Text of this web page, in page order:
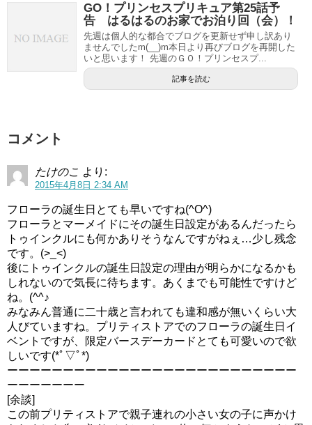
GO！プリンセスプリキュア第25話予
告 はるはるのお家でお泊り回（会）！
先週は個人的な都合でブログを更新せず申し訳あり
ませんでしたm(__)m本日より再びブログを再開した
いと思います！ 先週のＧＯ！プリンセスプ...
記事を読む
コメント
たけのこ より:
2015年4月8日 2:34 AM
フローラの誕生日とても早いですね(^O^)
フローラとマーメイドにその誕生日設定があるんだったら
トゥインクルにも何かありそうなんですがねぇ…少し残念
です。(>_<)
後にトゥインクルの誕生日設定の理由が明らかになるかも
しれないので気長に待ちます。あくまでも可能性ですけど
ね。(^^♪
みなみん普通に二十歳と言われても違和感が無いくらい大
人びていますね。プリティストアでのフローラの誕生日イ
ベントですが、限定バースデーカードとても可愛いので欲
しいです(*ﾟ▽ﾟ*)
ーーーーーーーーーーーーーーーーーーーーーーーーーー
ーーーーーーー
[余談]
この前プリティストアで親子連れの小さい女の子に声かけ